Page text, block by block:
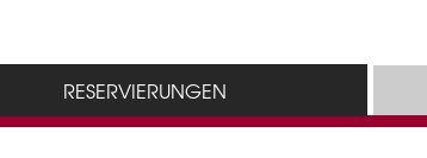
RESERVIERUNGEN